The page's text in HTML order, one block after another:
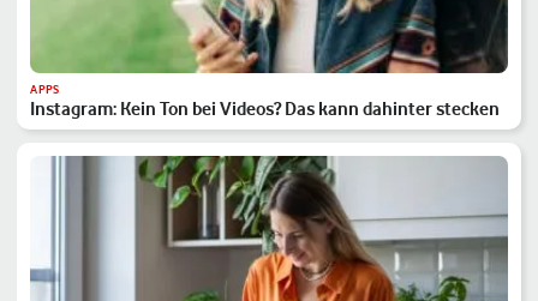
APPS
Instagram: Kein Ton bei Videos? Das kann dahinter stecken